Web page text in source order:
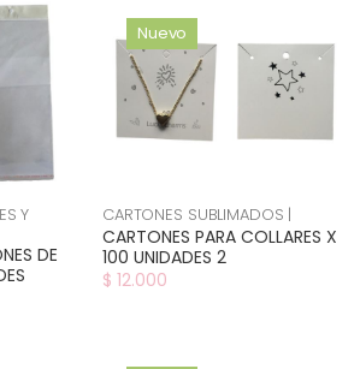
Y
DE
Nuevo
CARTONES SUBLIMADOS |
CARTONES PARA COLLARES X
100 UNIDADES 2
$ 12.000